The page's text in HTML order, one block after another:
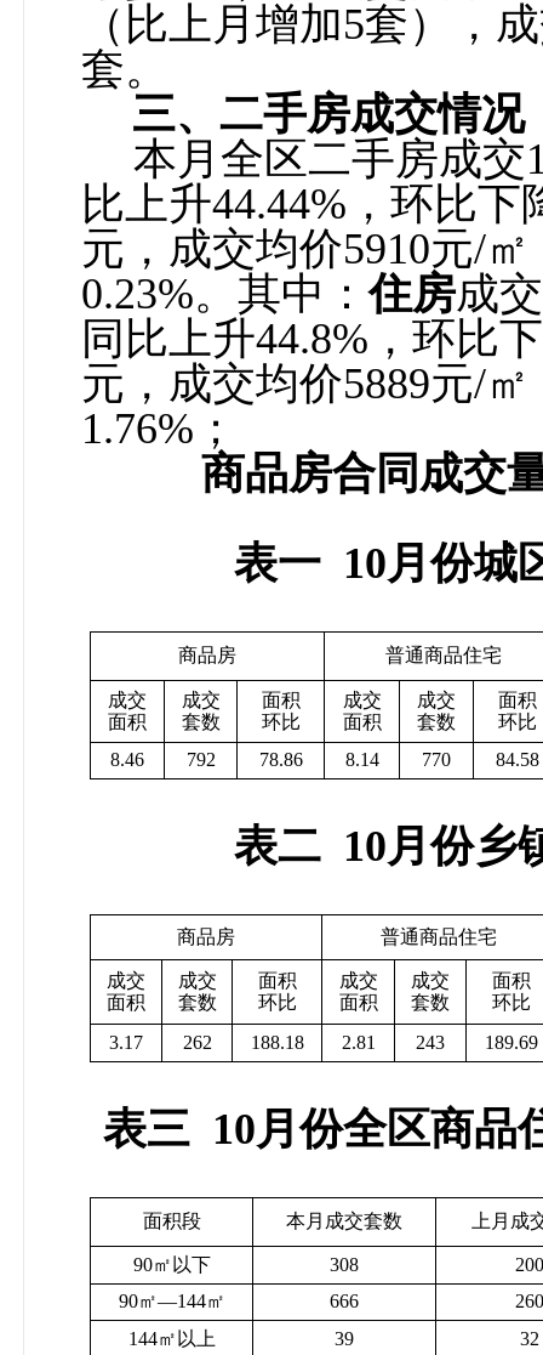
（比上月增加5套），
套。
三、二手房成交情况
本月全区二手房成交
比上升44.44% ，环比下
元，成交均价5910元/㎡
0.23%。其中：住房成交
同比上升44.8% ，环比
元，成交均价5889元/㎡
1.76% ；
商品房合同成交
表一 10月份城
商品房 普通商品住宅
成交
面积
成交
套数
面积
环比
成交
面积
成交
套数
面积
环比
8.46
792 78.86 8.14 770 84.58
表二 10月份乡
商品房 普通商品住宅
成交
面积
成交
套数
面积
环比
成交
面积
成交
套数
面积
环比
3.17
262 188.18 2.81 243 189.69
表三 10月份全区商品
面积段 本月成交套数 上月成
90㎡ 以下 308
200
90㎡—144㎡ 666
260
144㎡ 以上 39 32